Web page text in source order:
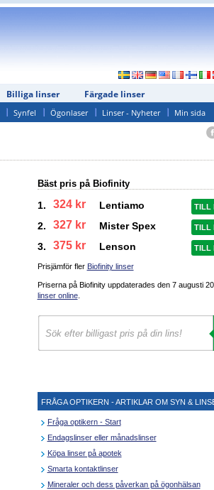
Billiga linser Färgade linser
Synfel Ögonlaser Linser - Nyheter Min sida
Bäst pris på Biofinity
1. 324 kr Lentiamo TILL
2. 327 kr Mister Spex TILL
3. 375 kr Lenson TILL
Prisjämför fler Biofinity linser
Priserna på Biofinity uppdaterades den 7 augusti
linser online.
FRÅGA OPTIKERN - ARTIKLAR OM SYN &
Fråga optikern - Start
Endagslinser eller månadslinser
Köpa linser på apotek
Smarta kontaktlinser
Mineraler och dess påverkan på ögonhälsan